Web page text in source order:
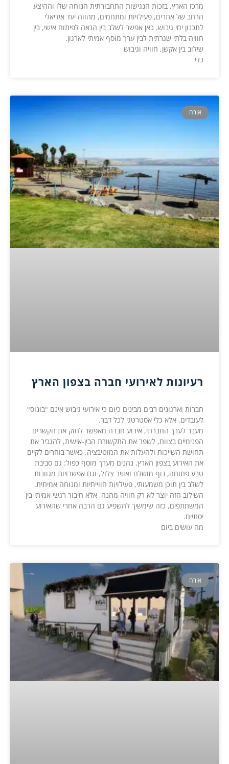
מרכז הארץ, בזכות הנגישות התחבורתית הנוחה שלו וההיצע
הרחב של אתרים, פעילויות ומתחמים, מהווה יעד אידיאלי
לתכנון ימי גיבוש. כאן אפשר לשלב בין הנאה לפיתוח אישי, בין
חוויה בלתי שגרתית לבין ערך מוסף אמיתי לארגון.
שילוב בין אקשן, חוויה וגיבוש
כדי
אורח
רעיונות לאירועי חברה בצפון הארץ
חברות וארגונים רבים מבינים כיום כי אירועי גיבוש אינם "בונוס"
לעובדים, אלא כלי אסטרטגי לכל דבר.
מעבר לערך החברתי, אירוע חברה מאפשר לחזק את הקשרים
הפנימיים בצוות, לשפר את התקשורת הבין-אישית, להגביר את
תחושת השייכות ולהעלות את המוטיבציה. כאשר בוחרים לקיים
את האירוע בצפון הארץ, נהנים מערך מוסף כפול: גם סביבת
טבע פתוחה, נוף מושלם ואוויר צלול, וגם אפשרויות מגוונות
לשלב בין תוכן משמעותי, פעילויות חווייתיות ומנוחה אמיתית.
השילוב הזה יוצר לא רק חוויה מהנה, אלא חיבור רגשי אמיתי בין
המשתתפים, כזה שימשיך להשפיע גם הרבה אחרי שהאירוע
יסתיים.
מה עושים ביום
אורח